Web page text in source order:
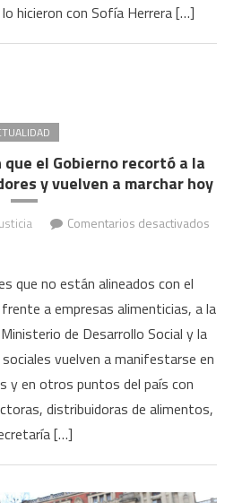
una
hicieron con Sofía Herrera […]
el Gobierno recortó a la
y vuelven a marchar hoy
Comentarios desactivados
denuncian
que
el
Gobierno
recortó
a
la
ayuda
que no están alineados con el
a empresas alimenticias, a la
de Desarrollo Social y la
vuelven a manifestarse en
y en otros puntos del país con
distribuidoras de alimentos,
[…]